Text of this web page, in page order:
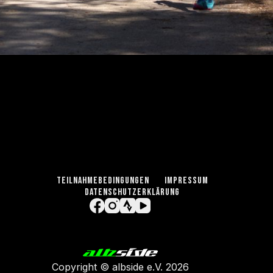
TEILNAHMEBEDINGUNGEN
IMPRESSUM
DATENSCHUTZERKLÄRUNG
Copyright © albside e.V. 2026